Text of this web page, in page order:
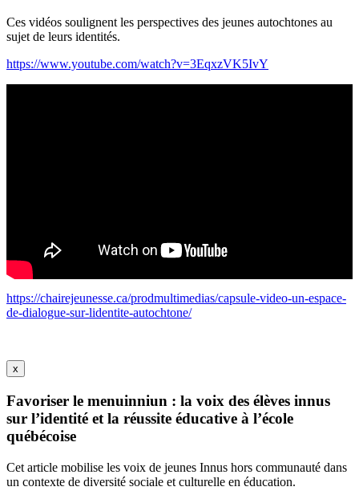
Ces vidéos soulignent les perspectives des jeunes autochtones au
sujet de leurs identités.
https://www.youtube.com/watch?v=3EqxzVK5IvY
https://chairejeunesse.ca/prodmultimedias/capsule-video-un-espace-
de-dialogue-sur-lidentite-autochtone/
x
Favoriser le menuinniun : la voix des élèves innus
sur l’identité et la réussite éducative à l’école
québécoise
Cet article mobilise les voix de jeunes Innus hors communauté dans
un contexte de diversité sociale et culturelle en éducation.